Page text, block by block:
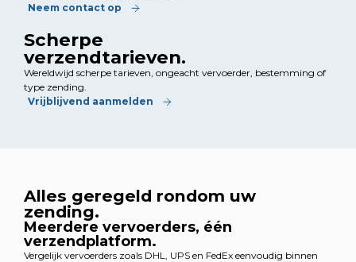
Neem contact op
Scherpe
verzendtarieven.
Wereldwijd scherpe tarieven, ongeacht vervoerder, bestemming of
type zending.
Vrijblijvend aanmelden
Alles geregeld rondom uw
zending.
Meerdere vervoerders, één
verzendplatform.
Vergelijk vervoerders zoals DHL, UPS en FedEx eenvoudig binnen